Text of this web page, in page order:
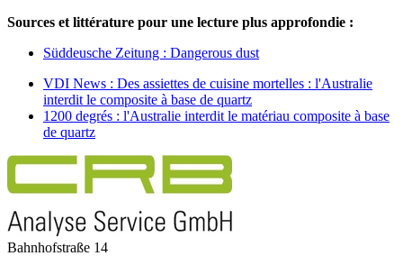
Sources et littérature pour une lecture plus approfondie :
Süddeusche Zeitung : Dangerous dust
VDI News : Des assiettes de cuisine mortelles : l'Australie
interdit le composite à base de quartz
1200 degrés : l'Australie interdit le matériau composite à base
de quartz
Bahnhofstraße 14